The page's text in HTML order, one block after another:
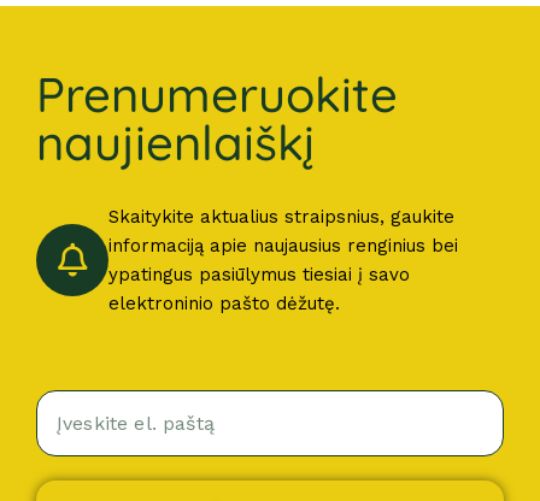
Prenumeruokite
naujienlaiškį
Skaitykite aktualius straipsnius, gaukite
informaciją apie naujausius renginius bei
ypatingus pasiūlymus tiesiai į savo
elektroninio pašto dėžutę.